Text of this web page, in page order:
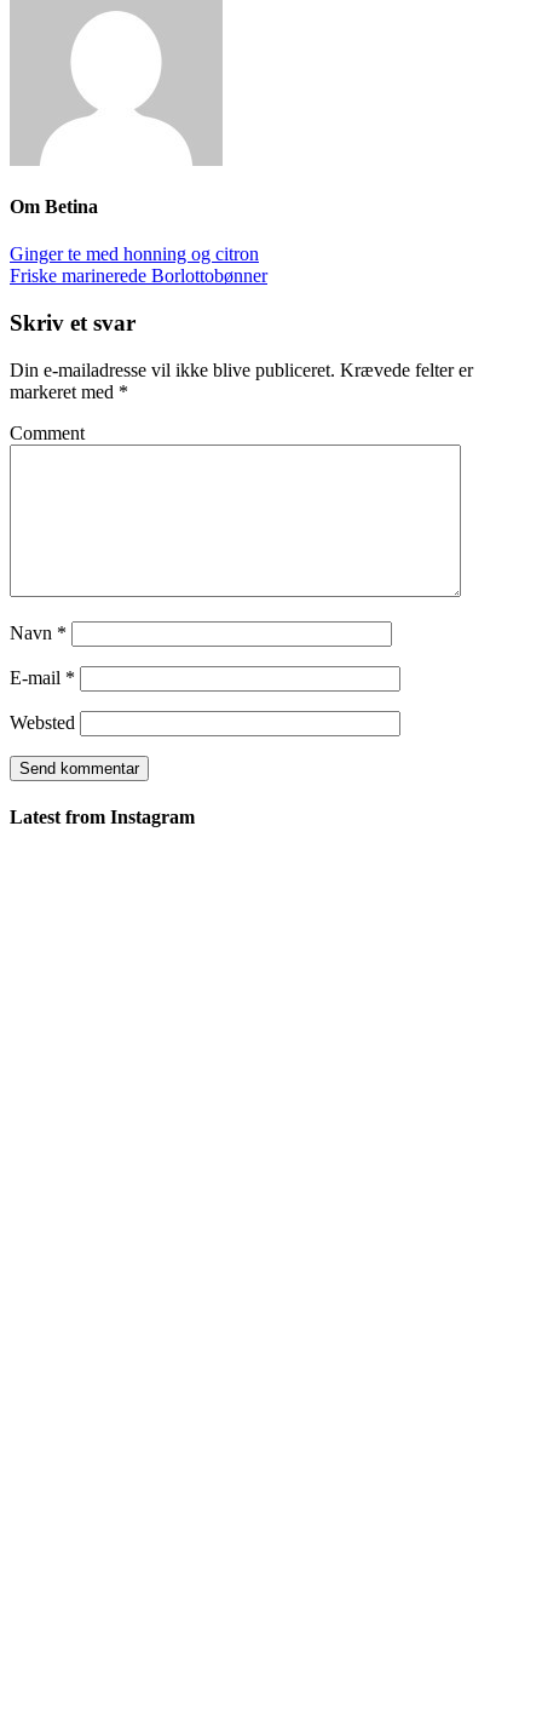
Om Betina
Ginger te med honning og citron
Friske marinerede Borlottobønner
Skriv et svar
Din e-mailadresse vil ikke blive publiceret. Krævede felter er
markeret med *
Comment
Navn *
E-mail *
Websted
Latest from Instagram